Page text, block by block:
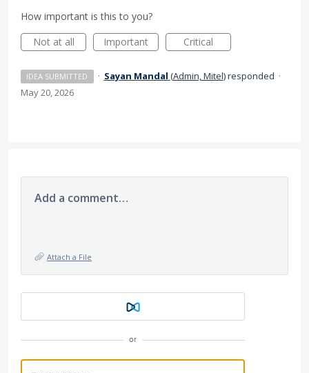
How important is this to you?
Not at all
Important Critical
IDEA SUBMITTED · Sayan Mandal (Admin, Mitel)responded ·
May 20, 2026
Add a comment…
Attach a File
or